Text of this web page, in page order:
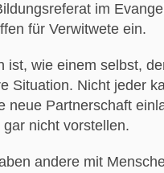
im
für Verwitwete ein.
ist, wie einem selbst,
Situation. Nicht jeder
neue Partnerschaft
nicht vorstellen.
andere mit